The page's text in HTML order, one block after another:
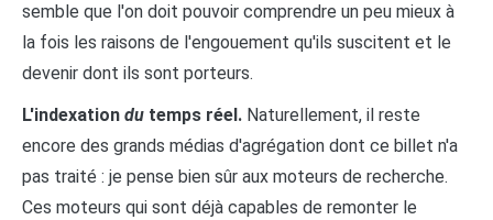
semble que l'on doit pouvoir comprendre un peu mieux à
la fois les raisons de l'engouement qu'ils suscitent et le
devenir dont ils sont porteurs.
L'indexation du temps réel. Naturellement, il reste
encore des grands médias d'agrégation dont ce billet n'a
pas traité : je pense bien sûr aux moteurs de recherche.
Ces moteurs qui sont déjà capables de remonter le